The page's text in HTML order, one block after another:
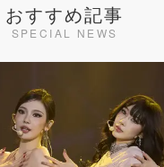
おすすめ記事
SPECIAL NEWS